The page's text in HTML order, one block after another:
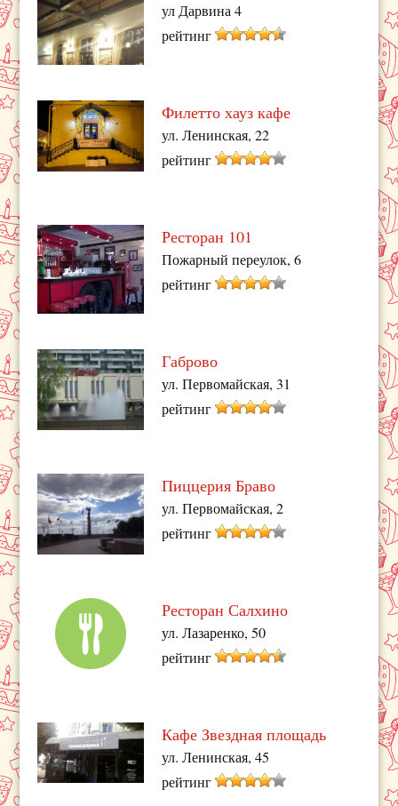
ул Дарвина 4
рейтинг
Филетто хауз кафе
ул. Ленинская, 22
рейтинг
Ресторан 101
Пожарный переулок, 6
рейтинг
Габрово
ул. Первомайская, 31
рейтинг
Пиццерия Браво
ул. Первомайская, 2
рейтинг
Ресторан Салхино
ул. Лазаренко, 50
рейтинг
Кафе Звездная площадь
ул. Ленинская, 45
рейтинг